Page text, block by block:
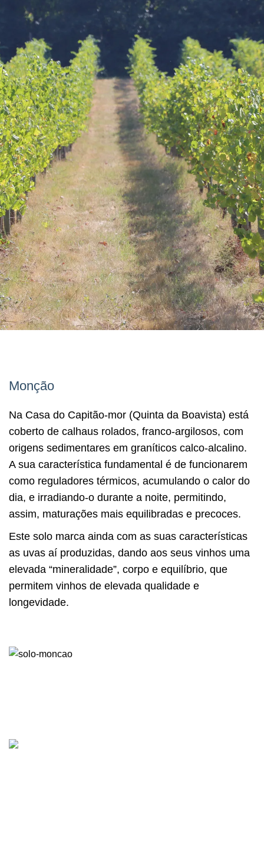
Monção
Na Casa do Capitão-mor (Quinta da Boavista) está
coberto de calhaus rolados, franco-argilosos, com
origens sedimentares em graníticos calco-alcalino.
A sua característica fundamental é de funcionarem
como reguladores térmicos, acumulando o calor do
dia, e irradiando-o durante a noite, permitindo,
assim, maturações mais equilibradas e precoces.
Este solo marca ainda com as suas características
as uvas aí produzidas, dando aos seus vinhos uma
elevada “mineralidade”, corpo e equilíbrio, que
permitem vinhos de elevada qualidade e
longevidade.